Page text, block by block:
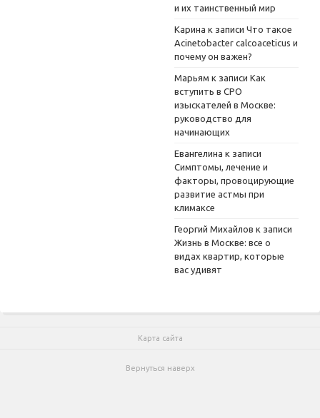
и их таинственный мир
Карина к записи Что такое
Acinetobacter calcoaceticus и
почему он важен?
Марьям к записи Как
вступить в СРО
изыскателей в Москве:
руководство для
начинающих
Евангелина к записи
Симптомы, лечение и
факторы, провоцирующие
развитие астмы при
климаксе
Георгий Михайлов к записи
Жизнь в Москве: все о
видах квартир, которые
вас удивят
Карта сайта
Вернуться наверх